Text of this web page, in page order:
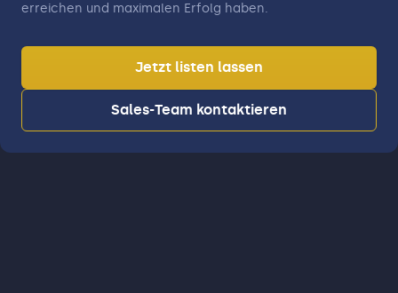
erreichen und maximalen Erfolg haben.
Jetzt listen lassen
Sales-Team kontaktieren